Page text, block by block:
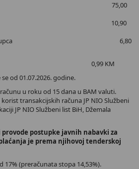
teksta 75,00
PDV 17% 10,90
jednog stupca 6,80
17% 0,99 KM
od 01.07.2026. godine.
u roku od 15 dana u BAM valuti.
transakcijskih računa JP NIO Službeni
JP NIO Službeni list BiH, Džemala
postupke javnih nabavki za
je prema njihovoj tenderskoj
17% (preračunata stopa 14,53%).